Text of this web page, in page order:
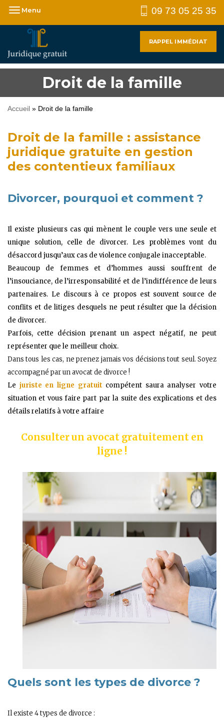
Menu 09 73 05 25 35
RAPPEL IMMÉDIAT
Droit de la famille
Accueil » Droit de la famille
Droit de la famille : assistance
juridique gratuite en gestion
des contentieux familiaux
Divorcer, pourquoi et comment ?
Il existe plusieurs cas qui mènent le couple vers une seule et
unique solution, celle de divorcer. Les problèmes vont du
désaccord jusqu’aux cas de violence conjugale inacceptable.
Beaucoup de femmes et d’hommes aussi souffrent de
l’insouciance, de l’irresponsabilité et de l’indifférence de leurs
partenaires. Le discours à ce propos est souvent source de
conflits et de litiges desquels ne peut résulter que la décision
de divorcer.
Parfois, cette décision prenant un aspect négatif, ne peut
représenter que le meilleur choix.
Dans tous les cas, ne prenez jamais vos décisions tout seul. Soyez
accompagné par un avocat de divorce !
Le juriste en ligne gratuit compétent saura analyser votre
situation et vous faire part par la suite des explications et des
détails relatifs à votre affaire
Consulter un avocat gratuitement en
ligne !
Quels sont les types de divorce ?
Il existe 4 types de divorce :